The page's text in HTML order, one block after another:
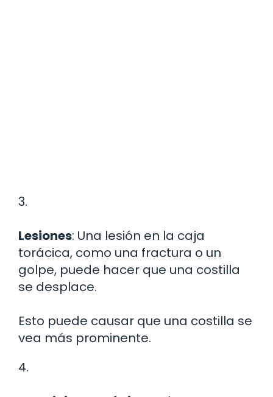
3.
Lesiones: Una lesión en la caja
torácica, como una fractura o un
golpe, puede hacer que una costilla
se desplace.
Esto puede causar que una costilla se
vea más prominente.
4.